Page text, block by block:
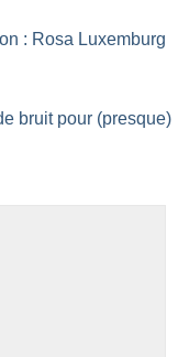
: Rosa Luxemburg
bruit pour (presque)